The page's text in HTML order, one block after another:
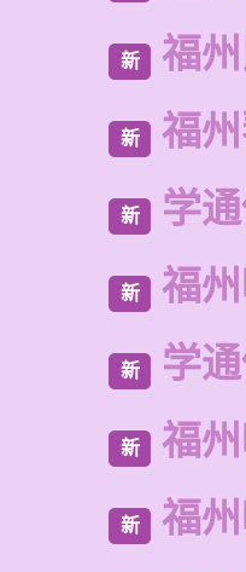
新 福
新 福
新 学
新 福
新 学
新 福
新 福